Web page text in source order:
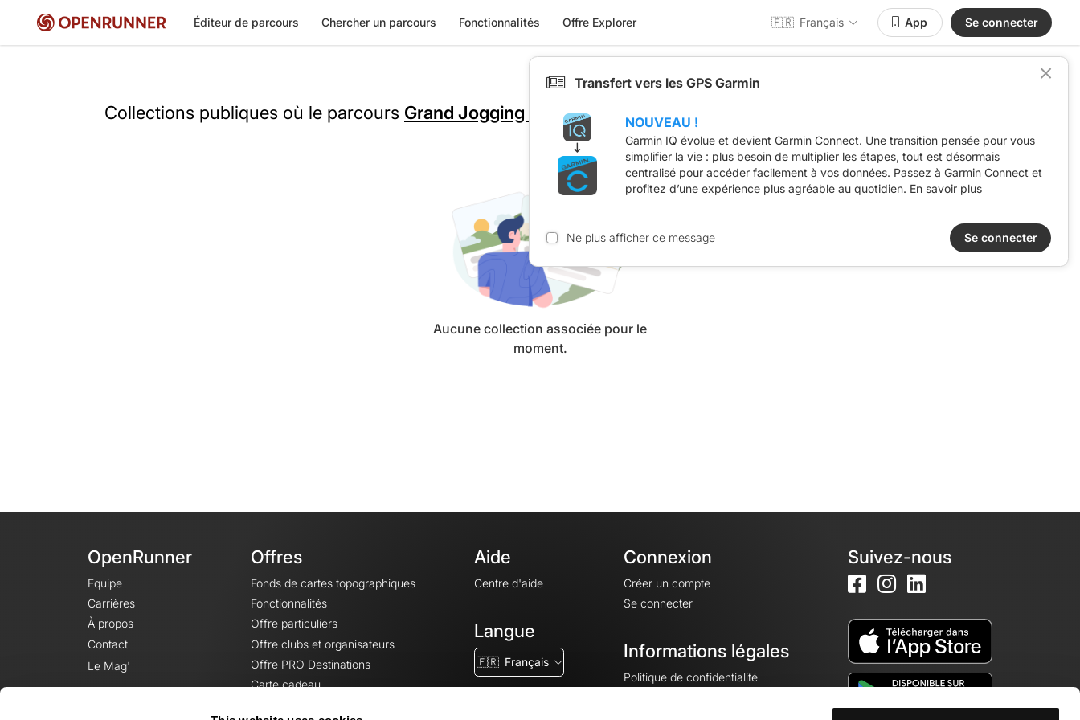
Éditeur de parcours Chercher un parcours Fonctionnalités Offre Explorer 🇫🇷 Français App Se connecter
Collections publiques où le parcours Grand Jogging de Stembertest présent
Aucune collection associée pour le
moment.
OpenRunner
Equipe
Carrières
À propos
Contact
Le Mag'
Offres
Fonds de cartes topographiques
Fonctionnalités
Offre particuliers
Offre clubs et organisateurs
Offre PRO Destinations
Carte cadeau
Aide
Centre d'aide
Langue
🇫🇷 Français
Connexion
Créer un compte
Se connecter
Informations légales
Politique de confidentialité
Suivez-nous
Transfert vers les GPS Garmin
NOUVEAU !
Garmin IQ évolue et devient Garmin Connect. Une transition pensée pour vous
simplifier la vie : plus besoin de multiplier les étapes, tout est désormais
centralisé pour accéder facilement à vos données. Passez à Garmin Connect et
profitez d’une expérience plus agréable au quotidien. En savoir plus
Ne plus afficher ce message Se connecter